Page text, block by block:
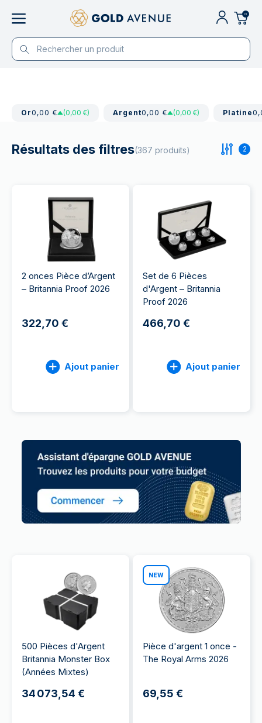
0
Or0,00 € (0,00 €) Argent0,00 € (0,00 €) Platine
Résultats des filtres(367 produits) 2
2 onces Pièce d’Argent
– Britannia Proof 2026
322,70 €
Ajout panier
Set de 6 Pièces
d'Argent – Britannia
Proof 2026
466,70 €
Ajout panier
500 Pièces d'Argent
Britannia Monster Box
(Années Mixtes)
34 073,54 €
NEW
Pièce d'argent 1 once -
The Royal Arms 2026
69,55 €